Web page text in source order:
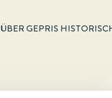
ÜBER GEPRIS